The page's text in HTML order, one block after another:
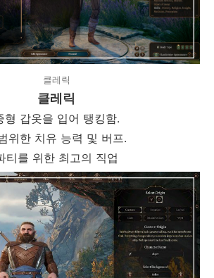
클레릭
클레릭
형 갑옷을 입어 탱킹함.
위한 치유 능력 및 버프.
티를 위한 최고의 직업